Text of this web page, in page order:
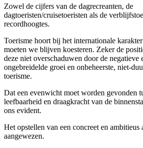
Zowel de cijfers van de dagrecreanten, de
dagtoeristen/cruisetoeristen als de
recordhoogtes.
Toerisme hoort bij het internationale
moeten we blijven koesteren. Zeker de
deze niet overschaduwen door de negatieve
ongebreidelde groei en onbeheerste, niet-
toerisme.
Dat een evenwicht moet worden gevonden
leefbaarheid en draagkracht van de
ons evident.
Het opstellen van een concreet en
aangewezen.